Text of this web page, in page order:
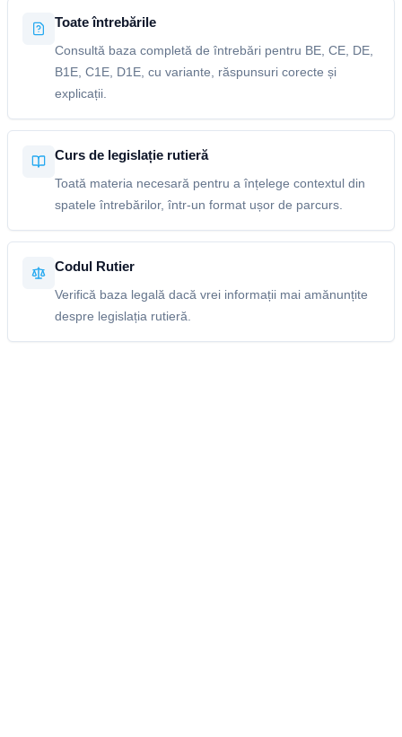
Toate întrebările
Consultă baza completă de întrebări pentru BE, CE, DE,
B1E, C1E, D1E, cu variante, răspunsuri corecte și
explicații.
Curs de legislație rutieră
Toată materia necesară pentru a înțelege contextul din
spatele întrebărilor, într-un format ușor de parcurs.
Codul Rutier
Verifică baza legală dacă vrei informații mai amănunțite
despre legislația rutieră.